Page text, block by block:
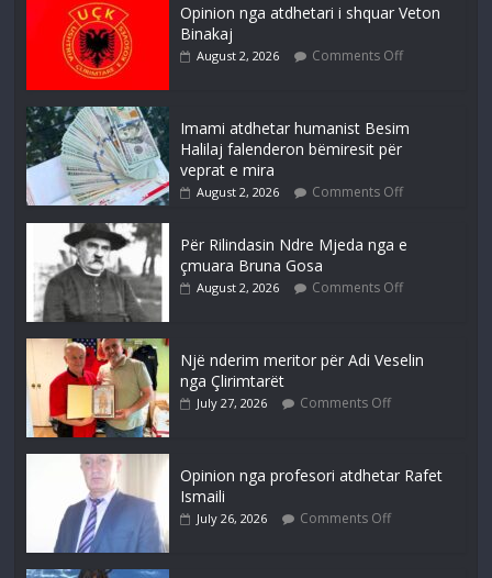
Opinion nga atdhetari i shquar Veton
Binakaj
August 2, 2026 Comments Off
Imami atdhetar humanist Besim
Halilaj falenderon bëmiresit për
veprat e mira
August 2, 2026 Comments Off
Për Rilindasin Ndre Mjeda nga e
çmuara Bruna Gosa
August 2, 2026 Comments Off
Një nderim meritor për Adi Veselin
nga Çlirimtarët
July 27, 2026 Comments Off
Opinion nga profesori atdhetar Rafet
Ismaili
July 26, 2026 Comments Off